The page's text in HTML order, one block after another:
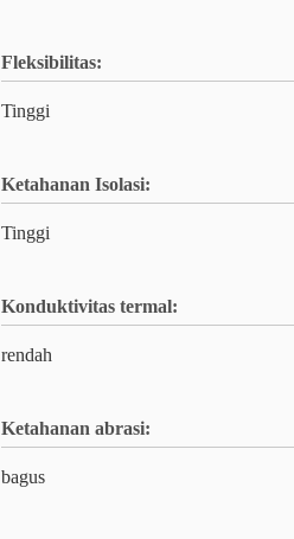
Fleksibilitas:
Tinggi
Ketahanan Isolasi:
Tinggi
Konduktivitas termal:
rendah
Ketahanan abrasi:
bagus